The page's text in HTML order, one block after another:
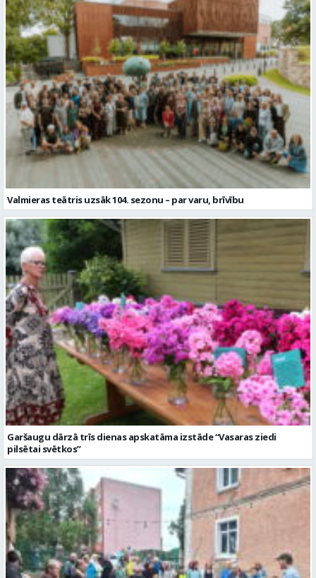
Valmieras teātris uzsāk 104. sezonu – par varu, brīvību
Garšaugu dārzā trīs dienas apskatāma izstāde “Vasaras ziedi
pilsētai svētkos”